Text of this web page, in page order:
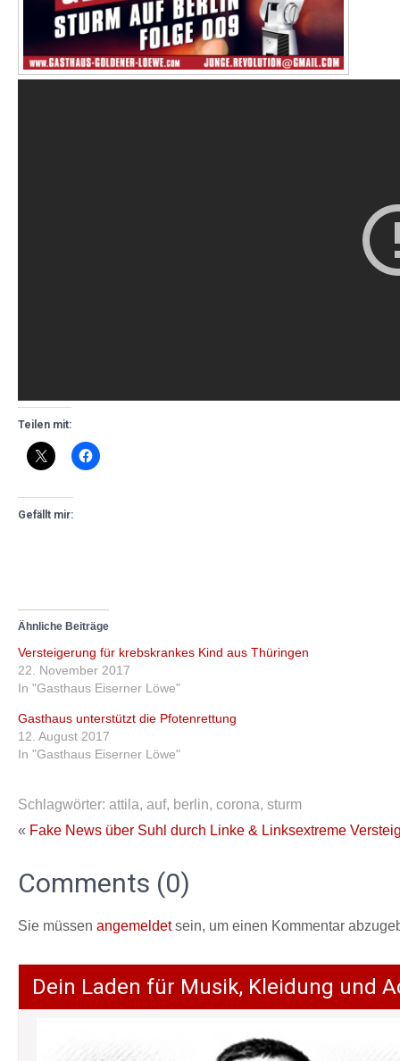
Teilen mit:
Gefällt mir:
Ähnliche Beiträge
Versteigerung für krebskrankes Kind aus Thüringen
22. November 2017
In "Gasthaus Eiserner Löwe"
Gasthaus unterstützt die Pfotenrettung
12. August 2017
In "Gasthaus Eiserner Löwe"
Schlagwörter: attila, auf, berlin, corona, sturm
« Fake News über Suhl durch Linke & Linksextreme
Comments (0)
Sie müssen angemeldetsein, um einen Kommentar
Dein Laden für Musik, Kleidung und